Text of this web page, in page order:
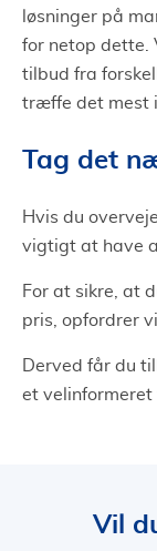
løsninger på
for netop dette.
tilbud fra
træffe det mest
Tag det
Hvis du
vigtigt at have
For at sikre, at
pris, opfordrer
Derved får du
et velinformeret
Vil